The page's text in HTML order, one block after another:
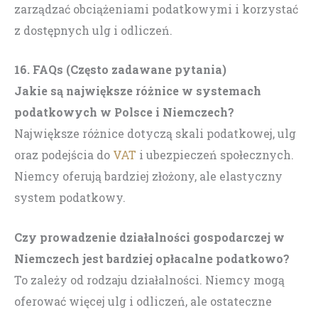
zarządzać obciążeniami podatkowymi i korzystać
z dostępnych ulg i odliczeń.
16. FAQs (Często zadawane pytania)
Jakie są największe różnice w systemach
podatkowych w Polsce i Niemczech?
Największe różnice dotyczą skali podatkowej, ulg
oraz podejścia do VAT i ubezpieczeń społecznych.
Niemcy oferują bardziej złożony, ale elastyczny
system podatkowy.
Czy prowadzenie działalności gospodarczej w
Niemczech jest bardziej opłacalne podatkowo?
To zależy od rodzaju działalności. Niemcy mogą
oferować więcej ulg i odliczeń, ale ostateczne